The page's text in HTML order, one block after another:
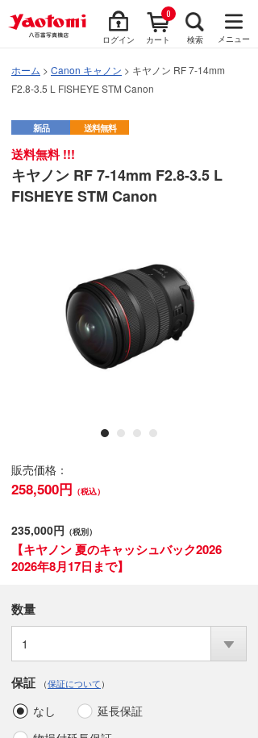
ログイン カート
0
検索 メニュー
ホーム > Canon キャノン > キヤノン RF 7-14mm
F2.8-3.5 L FISHEYE STM Canon
新品 送料無料
送料無料 !!!
キヤノン RF 7-14mm F2.8-3.5 L
FISHEYE STM Canon
販売価格：
258,500円 （税込）
235,000円 （税別）
【キヤノン 夏のキャッシュバック2026
2026年8月17日まで】
数量
1
保証 （保証について）
なし
延長保証